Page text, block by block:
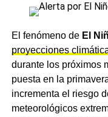
En tanto, el jefe de la
Lavalle, ingeniero
mecánico y la
escurrimiento del
condiciones de
remarcó que las
a la evolución de las
El fenómeno de El
proyecciones
durante los próximos
puesta en la
incrementa el riesgo
meteorológicos